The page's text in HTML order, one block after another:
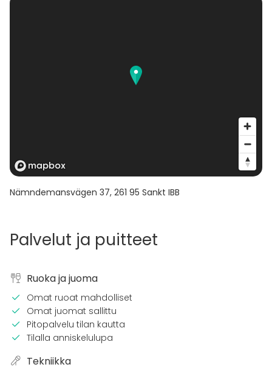
Nämndemansvägen 37, 261 95 Sankt IBB
Palvelut ja puitteet
Ruoka ja juoma
Omat ruoat mahdolliset
Omat juomat sallittu
Pitopalvelu tilan kautta
Tilalla anniskelulupa
Tekniikka